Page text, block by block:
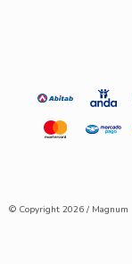
© Copyright 2026 / Magnum